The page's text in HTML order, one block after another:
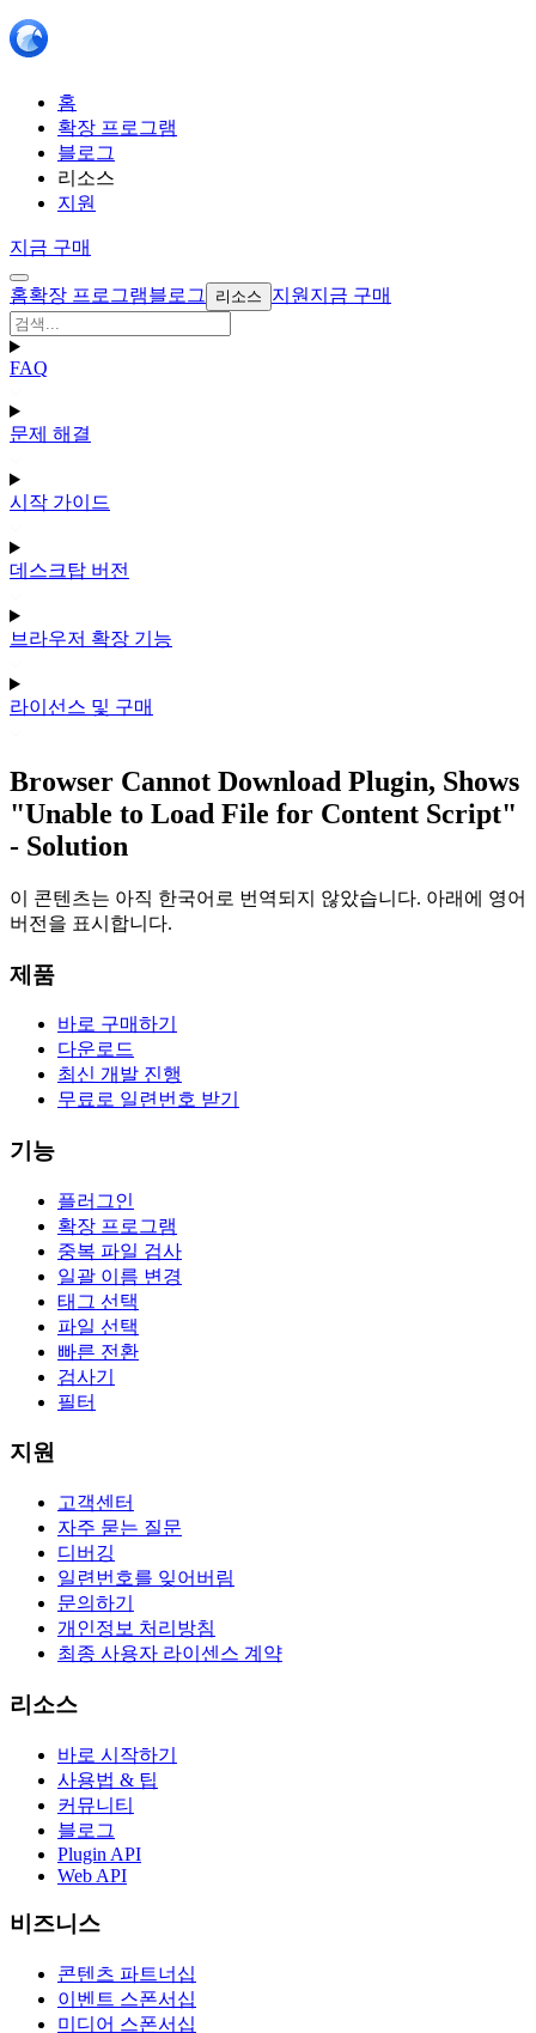
홈
확장 프로그램
블로그
리소스
지원
지금 구매
홈확장 프로그램블로그 리소스 지원 지금 구매
FAQ
문제 해결
시작 가이드
데스크탑 버전
브라우저 확장 기능
라이선스 및 구매
Browser Cannot Download Plugin, Shows
"Unable to Load File for Content Script"
- Solution
이 콘텐츠는 아직 한국어로 번역되지 않았습니다. 아래에 영어
버전을 표시합니다.
제품
바로 구매하기
다운로드
최신 개발 진행
무료로 일련번호 받기
기능
플러그인
확장 프로그램
중복 파일 검사
일괄 이름 변경
태그 선택
파일 선택
빠른 전환
검사기
필터
지원
고객센터
자주 묻는 질문
디버깅
일련번호를 잊어버림
문의하기
개인정보 처리방침
최종 사용자 라이센스 계약
리소스
바로 시작하기
사용법 & 팁
커뮤니티
블로그
Plugin API
Web API
비즈니스
콘텐츠 파트너십
이벤트 스폰서십
미디어 스폰서십